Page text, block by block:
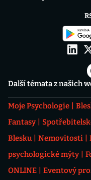
Další témata z našich
Moje Psychologie
Fantasy
Blesku
Nemovitosti
psychologické mýty
ONLINE
Eventový